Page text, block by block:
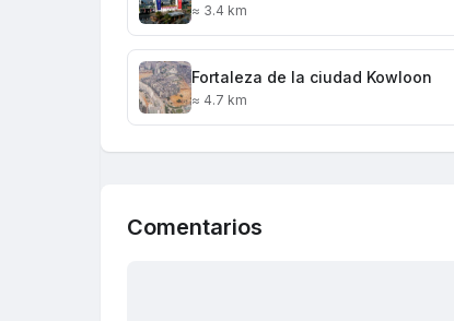
≈ 3.4 km
Fortaleza de la ciudad Kowloon
≈ 4.7 km
Comentarios